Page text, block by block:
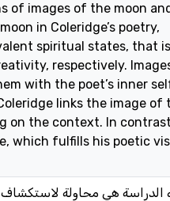
of images of the moon
in Coleridge’s poetry,
spiritual states, that
respectively.
with the poet’s inner
links the image of
on the context. In
which fulfills his poetic